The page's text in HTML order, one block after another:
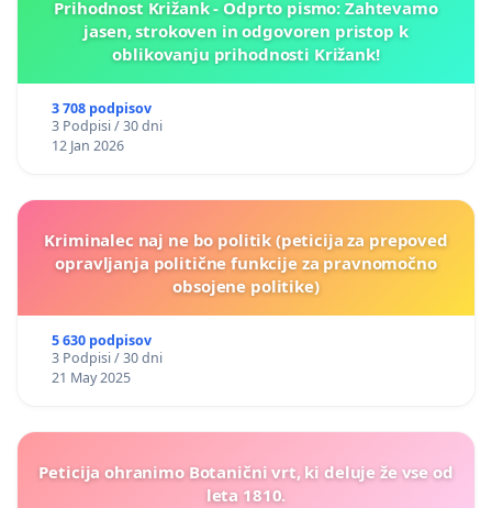
Prihodnost Križank - Odprto pismo: Zahtevamo
jasen, strokoven in odgovoren pristop k
oblikovanju prihodnosti Križank!
3 708 podpisov
3 Podpisi / 30 dni
12 Jan 2026
Kriminalec naj ne bo politik (peticija za prepoved
opravljanja politične funkcije za pravnomočno
obsojene politike)
5 630 podpisov
3 Podpisi / 30 dni
21 May 2025
Peticija ohranimo Botanični vrt, ki deluje že vse od
leta 1810.